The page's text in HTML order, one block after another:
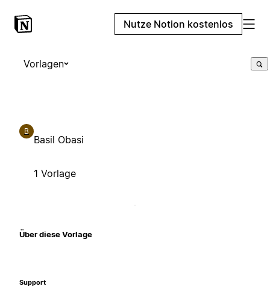
Nutze Notion kostenlos
Vorlagen
B
Basil Obasi
1 Vorlage
Über diese Vorlage
Support